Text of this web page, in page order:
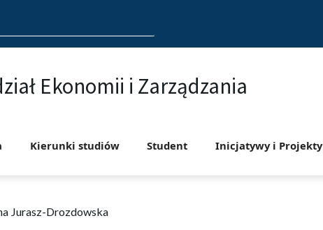
Ekonomii i Zarządzania
Kierunki studiów Student Inicjatywy i Projekty
Jurasz-Drozdowska